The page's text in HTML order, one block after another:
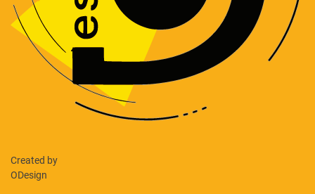
Created by
ODesign